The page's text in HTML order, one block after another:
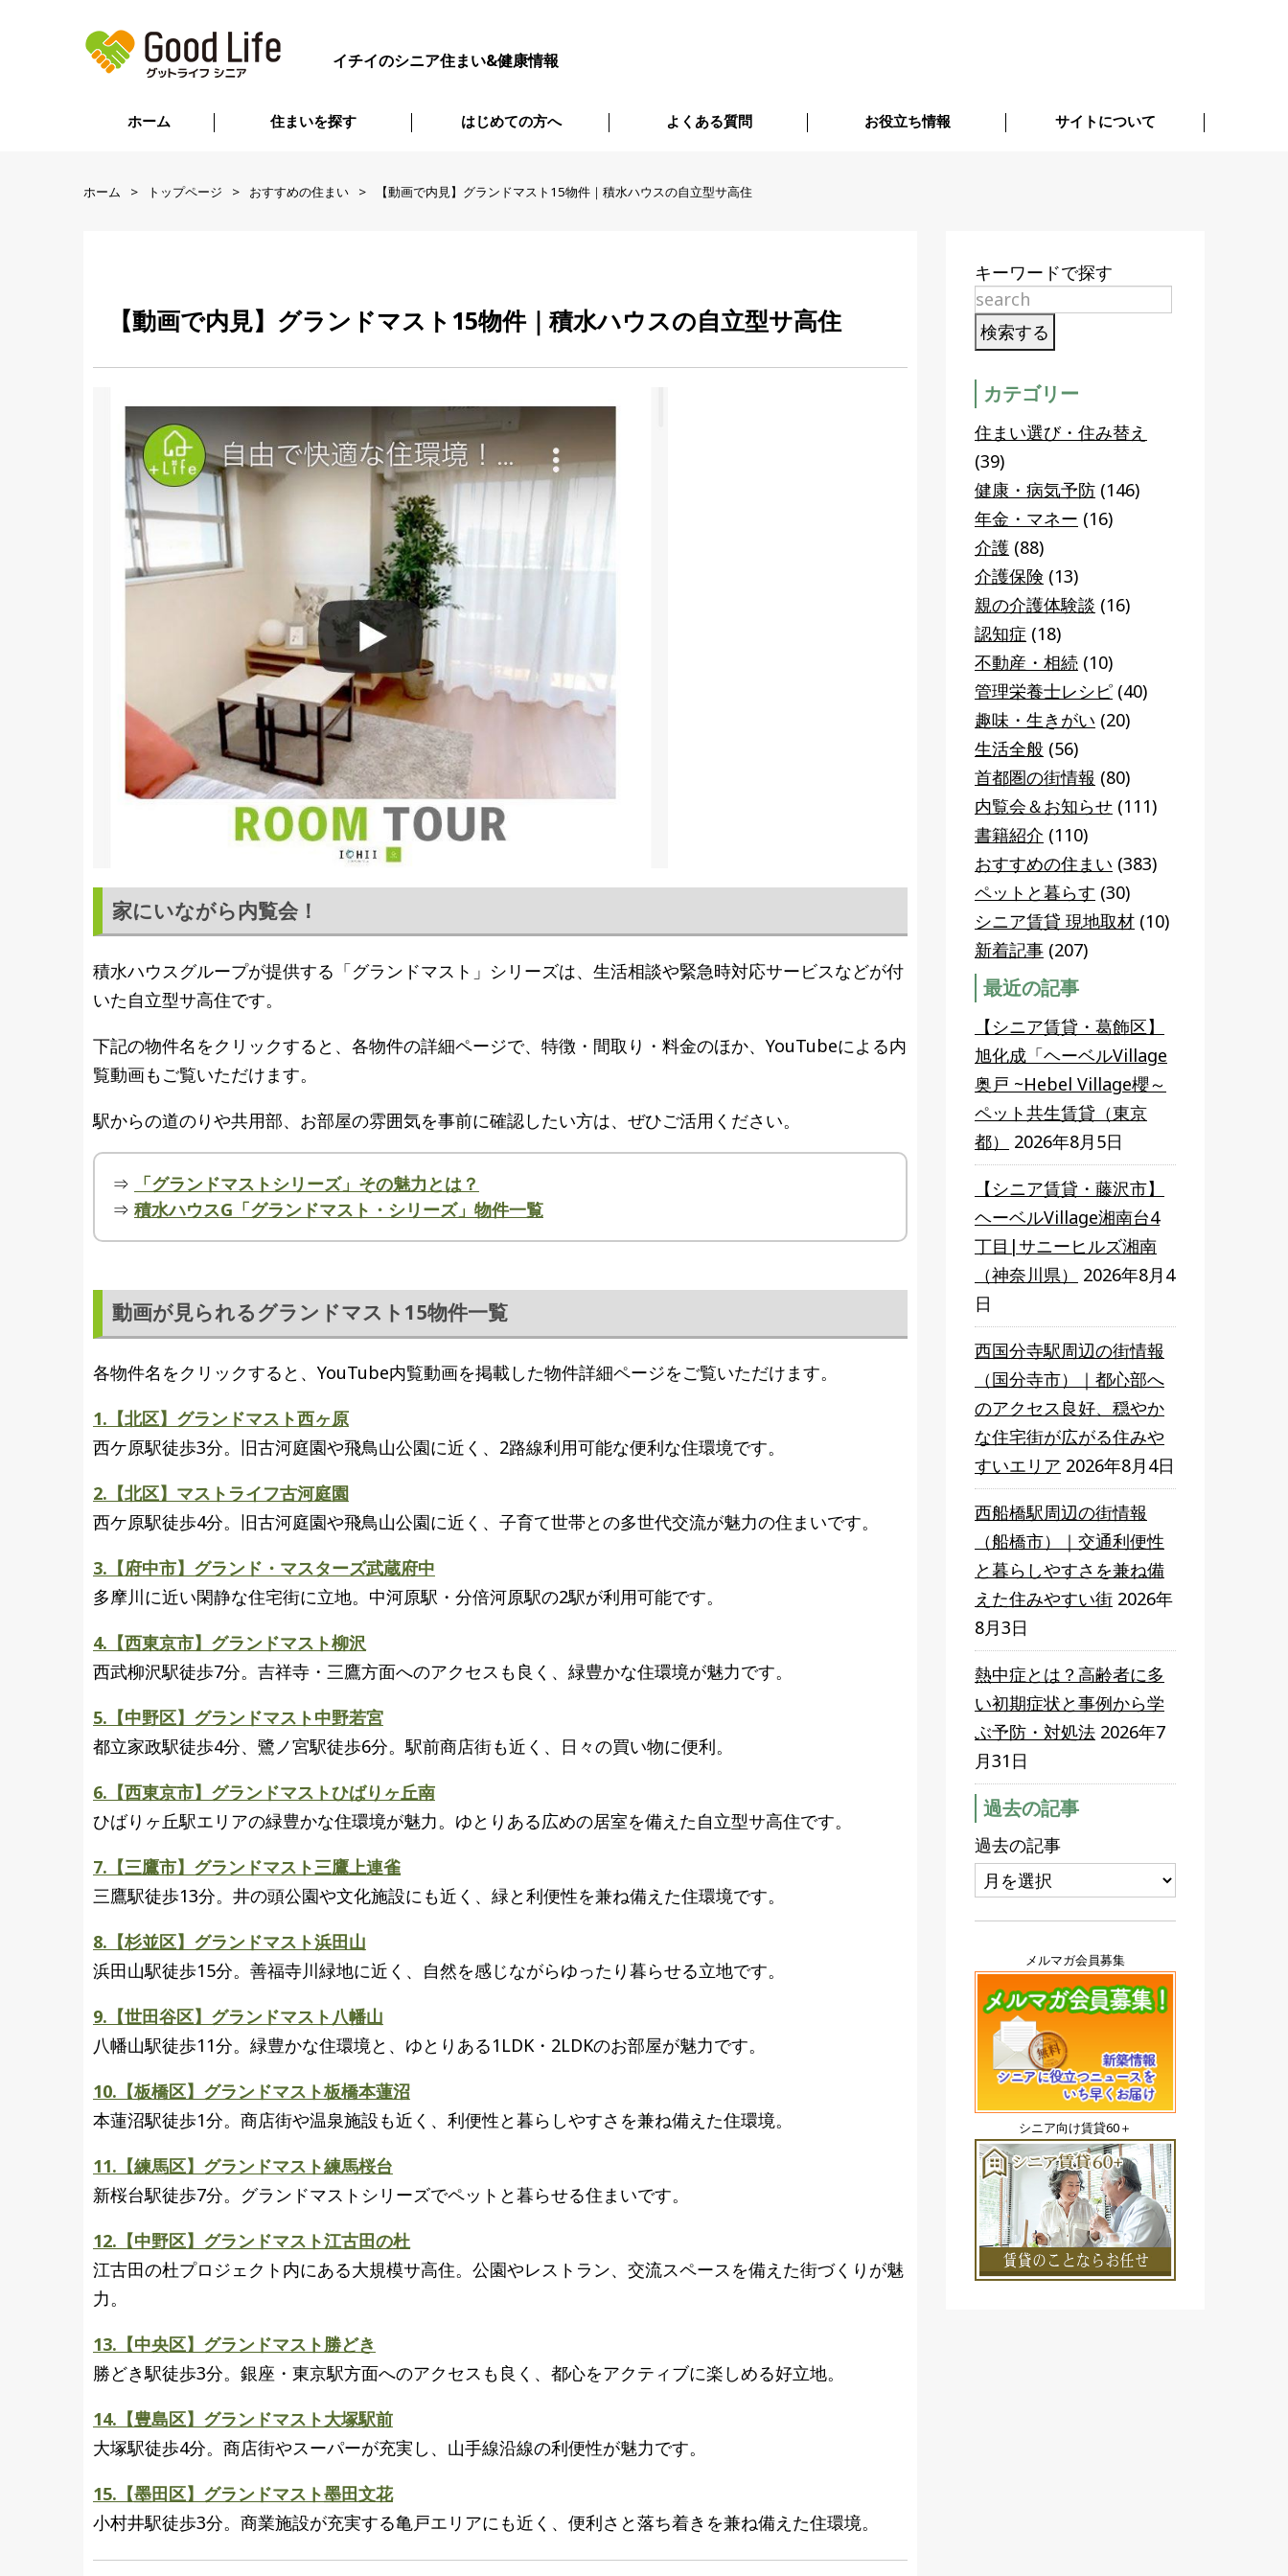
イチイのシニア住まい&健康情報
ホーム 住まいを探す はじめての方へ よくある質問 お役立ち情報 サイトについて
ホーム トップページ おすすめの住まい 【動画で内見】グランドマスト15物件｜積水ハウスの自立型サ高住
【動画で内見】グランドマスト15物件｜積水ハウスの自立型サ高住
家にいながら内覧会！
積水ハウスグループが提供する「グランドマスト」シリーズは、生活相談や緊急時対応サービスなどが付
いた自立型サ高住です。
下記の物件名をクリックすると、各物件の詳細ページで、特徴・間取り・料金のほか、YouTubeによる内
覧動画もご覧いただけます。
駅からの道のりや共用部、お部屋の雰囲気を事前に確認したい方は、ぜひご活用ください。
⇒
「グランドマストシリーズ」その魅力とは？
⇒ 積水ハウスG「グランドマスト・シリーズ」物件一覧
動画が見られるグランドマスト15物件一覧
各物件名をクリックすると、YouTube内覧動画を掲載した物件詳細ページをご覧いただけます。
1.【北区】グランドマスト西ヶ原
西ケ原駅徒歩3分。旧古河庭園や飛鳥山公園に近く、2路線利用可能な便利な住環境です。
2.【北区】マストライフ古河庭園
西ケ原駅徒歩4分。旧古河庭園や飛鳥山公園に近く、子育て世帯との多世代交流が魅力の住まいです。
3.【府中市】グランド・マスターズ武蔵府中
多摩川に近い閑静な住宅街に立地。中河原駅・分倍河原駅の2駅が利用可能です。
4.【西東京市】グランドマスト柳沢
西武柳沢駅徒歩7分。吉祥寺・三鷹方面へのアクセスも良く、緑豊かな住環境が魅力です。
5.【中野区】グランドマスト中野若宮
都立家政駅徒歩4分、鷺ノ宮駅徒歩6分。駅前商店街も近く、日々の買い物に便利。
6.【西東京市】グランドマストひばりヶ丘南
ひばりヶ丘駅エリアの緑豊かな住環境が魅力。ゆとりある広めの居室を備えた自立型サ高住です。
7.【三鷹市】グランドマスト三鷹上連雀
三鷹駅徒歩13分。井の頭公園や文化施設にも近く、緑と利便性を兼ね備えた住環境です。
8.【杉並区】グランドマスト浜田山
浜田山駅徒歩15分。善福寺川緑地に近く、自然を感じながらゆったり暮らせる立地です。
9.【世田谷区】グランドマスト八幡山
八幡山駅徒歩11分。緑豊かな住環境と、ゆとりある1LDK・2LDKのお部屋が魅力です。
10.【板橋区】グランドマスト板橋本蓮沼
本蓮沼駅徒歩1分。商店街や温泉施設も近く、利便性と暮らしやすさを兼ね備えた住環境。
11.【練馬区】グランドマスト練馬桜台
新桜台駅徒歩7分。グランドマストシリーズでペットと暮らせる住まいです。
12.【中野区】グランドマスト江古田の杜
江古田の杜プロジェクト内にある大規模サ高住。公園やレストラン、交流スペースを備えた街づくりが魅
力。
13.【中央区】グランドマスト勝どき
勝どき駅徒歩3分。銀座・東京駅方面へのアクセスも良く、都心をアクティブに楽しめる好立地。
14.【豊島区】グランドマスト大塚駅前
大塚駅徒歩4分。商店街やスーパーが充実し、山手線沿線の利便性が魅力です。
15.【墨田区】グランドマスト墨田文花
小村井駅徒歩3分。商業施設が充実する亀戸エリアにも近く、便利さと落ち着きを兼ね備えた住環境。
キーワードで探す
カテゴリー
住まい選び・住み替え
(39)
健康・病気予防 (146)
年金・マネー (16)
介護 (88)
介護保険 (13)
親の介護体験談 (16)
認知症 (18)
不動産・相続 (10)
管理栄養士レシピ (40)
趣味・生きがい (20)
生活全般 (56)
首都圏の街情報 (80)
内覧会＆お知らせ (111)
書籍紹介 (110)
おすすめの住まい (383)
ペットと暮らす (30)
シニア賃貸 現地取材 (10)
新着記事 (207)
最近の記事
【シニア賃貸・葛飾区】
旭化成「ヘーベルVillage
奥戸 ~Hebel Village櫻～
ペット共生賃貸（東京
都）
2026年8月5日
【シニア賃貸・藤沢市】
ヘーベルVillage湘南台4
丁目|サニーヒルズ湘南
（神奈川県）
2026年8月4
日
西国分寺駅周辺の街情報
（国分寺市）｜都心部へ
のアクセス良好、穏やか
な住宅街が広がる住みや
すいエリア 2026年8月4日
西船橋駅周辺の街情報
（船橋市）｜交通利便性
と暮らしやすさを兼ね備
えた住みやすい街 2026年
8月3日
熱中症とは？高齢者に多
い初期症状と事例から学
ぶ予防・対処法 2026年7
月31日
過去の記事
過去の記事
メルマガ会員募集
シニア向け賃貸60＋